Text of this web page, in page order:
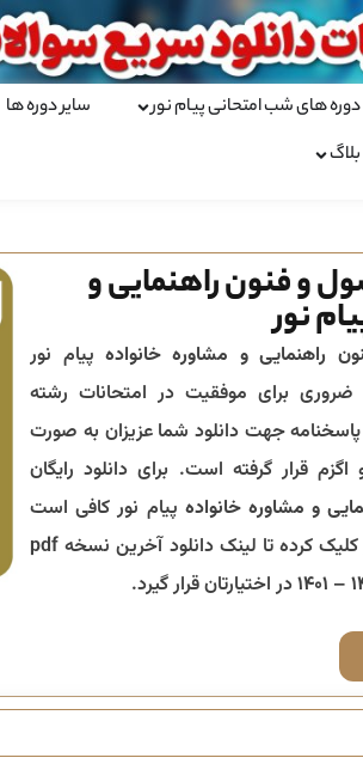
دوره های شب امتحانی پیام نور سایر دوره ها
بلاگ
و فنون راهنمایی و
نور
راهنمایی و مشاوره خانوادهپیام نور
ضروری برای موفقیت در امتحانات رشته
جهت دانلود شما عزیزان به صورت
قرار گرفته است. برای دانلود رایگان
و مشاوره خانواده پیام نور کافی است
روی دکمه دانلود رایگان زیر کلیک کرده تا لینک دانلود آخرین نسخه pdf
در اختیارتان قرار گیرد.